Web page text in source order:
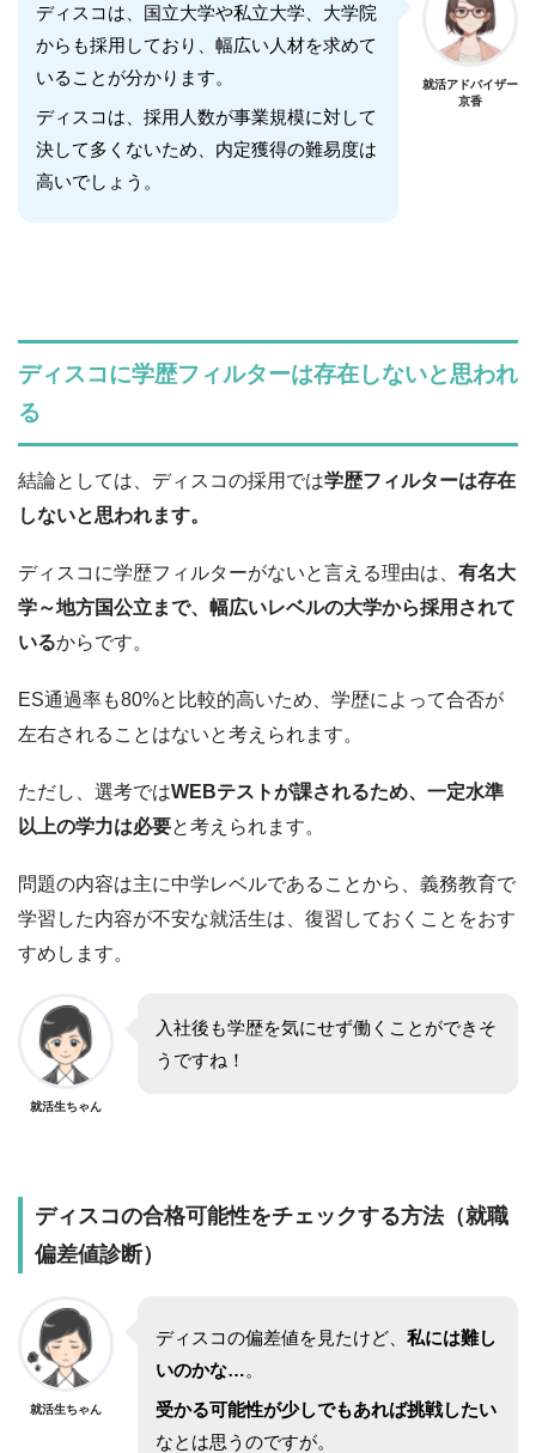
ディスコは、国立大学や私立大学、大学院
からも採用しており、幅広い人材を求めて
いることが分かります。
ディスコは、採用人数が事業規模に対して
決して多くないため、内定獲得の難易度は
高いでしょう。
就活アドバイザー
京香
ディスコに学歴フィルターは存在しないと思われ
る
結論としては、ディスコの採用では学歴フィルターは存在
しないと思われます。
ディスコに学歴フィルターがないと言える理由は、 有名大
学～地方国公立まで、幅広いレベルの大学から採用されて
いるからです。
ES通過率も80%と比較的高いため、学歴によって合否が
左右されることはないと考えられます。
ただし、選考ではWEBテストが課されるため、一定水準
以上の学力は必要と考えられます。
問題の内容は主に中学レベルであることから、義務教育で
学習した内容が不安な就活生は、復習しておくことをおす
すめします。
就活生ちゃん
入社後も学歴を気にせず働くことができそ
うですね！
ディスコの合格可能性をチェックする方法（就職
偏差値診断）
就活生ちゃん
ディスコの偏差値を見たけど、 私には難し
いのかな…。
受かる可能性が少しでもあれば挑戦したい
なとは思うのですが。